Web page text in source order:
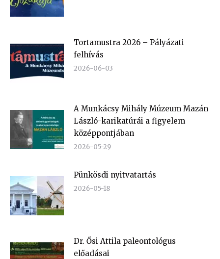
Tortamustra 2026 – Pályázati
felhívás
2026-06-03
A Munkácsy Mihály Múzeum Mazán
László-karikatúrái a figyelem
középpontjában
2026-05-29
Pünkösdi nyitvatartás
2026-05-18
Dr. Ősi Attila paleontológus
előadásai